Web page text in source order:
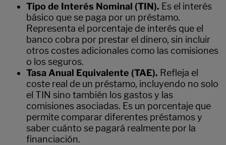
Tipo de Interés Nominal (TIN). Es el interés
básico que se paga por un préstamo.
Representa el porcentaje de interés que el
banco cobra por prestar el dinero, sin incluir
otros costes adicionales como las comisiones
o los seguros.
Tasa Anual Equivalente (TAE). Refleja el
coste real de un préstamo, incluyendo no solo
el TIN sino también los gastos y las
comisiones asociadas. Es un porcentaje que
permite comparar diferentes préstamos y
saber cuánto se pagará realmente por la
financiación.